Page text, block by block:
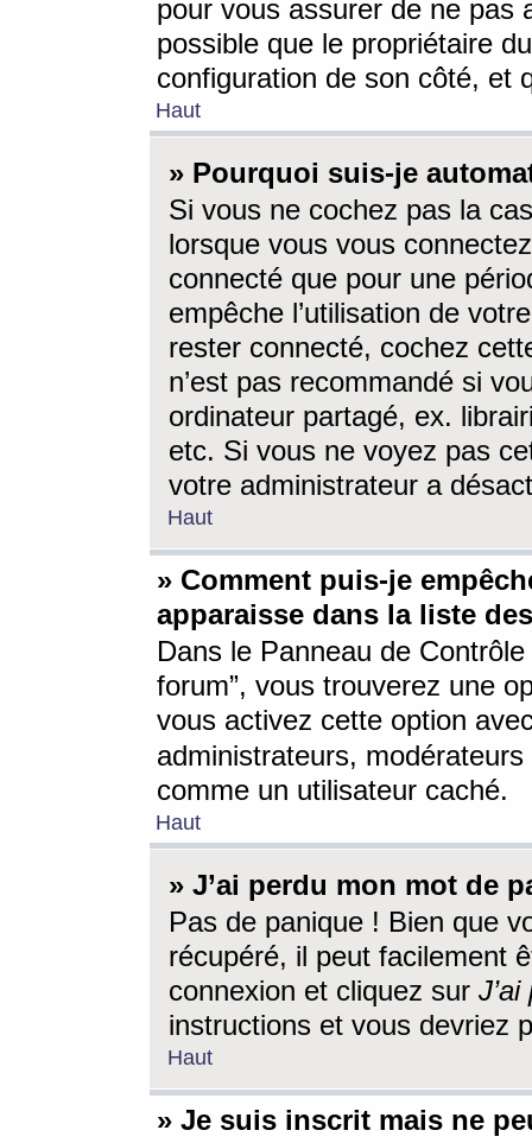
pour vous assurer de ne pas
possible que le propriétaire
configuration de son côté, et
Haut
» Pourquoi suis-je
Si vous ne cochez pas la
lorsque vous vous
connecté que pour une
empêche l’utilisation de
rester connecté, cochez
n’est pas recommandé si
ordinateur partagé, ex.
etc. Si vous ne voyez pas
votre administrateur a
Haut
» Comment puis-je
apparaisse dans la liste
Dans le Panneau de
forum”, vous trouverez une
vous activez cette option
administrateurs,
comme un utilisateur caché.
Haut
» J’ai perdu mon mot de
Pas de panique ! Bien que
récupéré, il peut facilement
connexion et cliquez sur
instructions et vous devriez
Haut
» Je suis inscrit mais ne